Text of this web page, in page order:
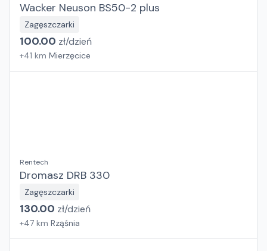
Wacker Neuson BS50-2 plus
Zagęszczarki
100.00 zł/dzień
+41 km Mierzęcice
Rentech
Dromasz DRB 330
Zagęszczarki
130.00 zł/dzień
+47 km Rząśnia